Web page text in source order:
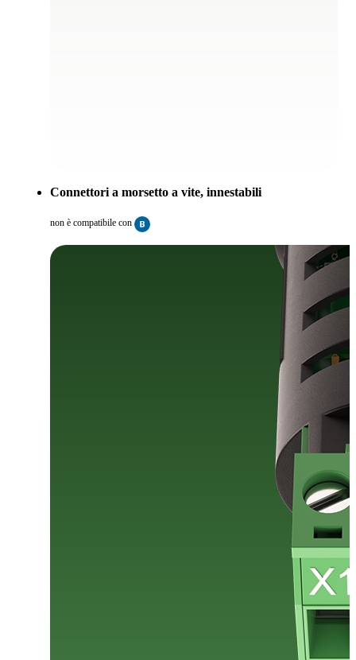
Connettori a morsetto a vite, innestabili
non è compatibile con